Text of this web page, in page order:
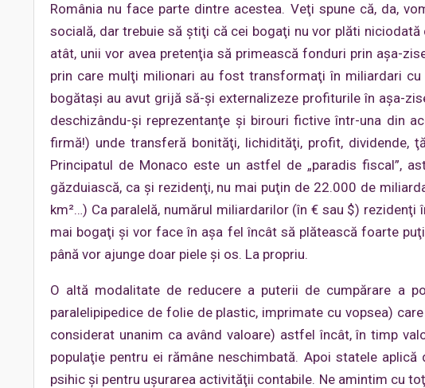
România nu face parte dintre acestea. Veţi spune că, da,
socială, dar trebuie să ştiţi că cei bogaţi nu vor plăti
atât, unii vor avea pretenţia să primească fonduri prin aşa-
prin care mulţi milionari au fost transformaţi în miliardari
bogătaşi au avut grijă să-şi externalizeze profiturile în aşa-
deschizându-şi reprezentanţe şi birouri fictive într-una din
firmă!) unde transferă bonităţi, lichidităţi, profit, dividende,
Principatul de Monaco este un astfel de „paradis fiscal”,
găzduiască, ca şi rezidenţi, nu mai puţin de 22.000 de
km²…) Ca paralelă, numărul miliardarilor (în € sau $)
mai bogaţi şi vor face în aşa fel încât să plătească foarte
până vor ajunge doar piele şi os. La propriu.
O altă modalitate de reducere a puterii de cumpărare a
paralelipipedice de folie de plastic, imprimate cu vopsea)
considerat unanim ca având valoare) astfel încât, în timp
populaţie pentru ei rămâne neschimbată. Apoi statele
psihic şi pentru uşurarea activităţii contabile. Ne amintim cu